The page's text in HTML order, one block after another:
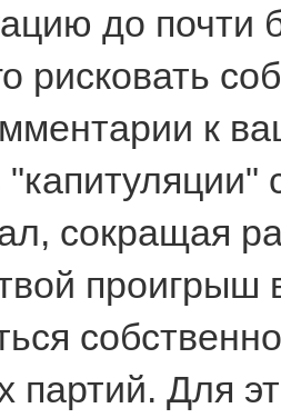
до почти
рисковать
к
сокращая
проигрыш
партий. Для